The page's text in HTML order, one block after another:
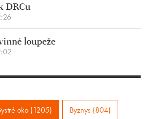
DRCu
loupeže
oko (1205) Byznys (804)